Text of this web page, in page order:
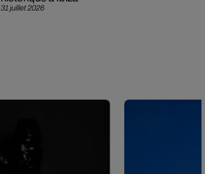
31 juillet 2026